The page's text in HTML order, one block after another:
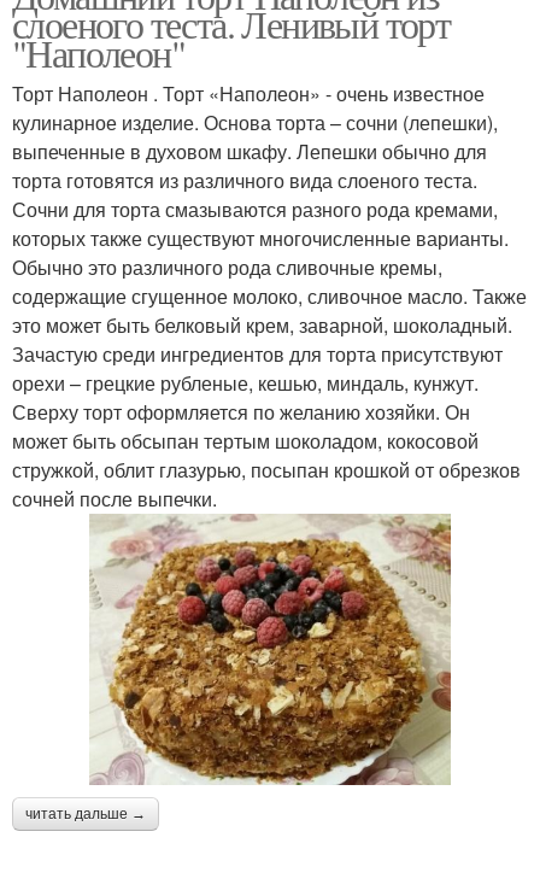
слоеного теста. Ленивый торт
"Наполеон"
Торт Наполеон . Торт «Наполеон» - очень известное
кулинарное изделие. Основа торта – сочни (лепешки),
выпеченные в духовом шкафу. Лепешки обычно для
торта готовятся из различного вида слоеного теста.
Сочни для торта смазываются разного рода кремами,
которых также существуют многочисленные варианты.
Обычно это различного рода сливочные кремы,
содержащие сгущенное молоко, сливочное масло. Также
это может быть белковый крем, заварной, шоколадный.
Зачастую среди ингредиентов для торта присутствуют
орехи – грецкие рубленые, кешью, миндаль, кунжут.
Сверху торт оформляется по желанию хозяйки. Он
может быть обсыпан тертым шоколадом, кокосовой
стружкой, облит глазурью, посыпан крошкой от обрезков
сочней после выпечки.
читать дальше →